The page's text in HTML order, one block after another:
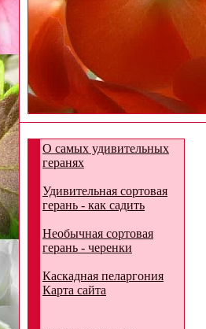
О самых удивительных
геранях
Удивительная сортовая
герань - как садить
Необычная сортовая
герань - черенки
Каскадная пеларгония
Карта сайта